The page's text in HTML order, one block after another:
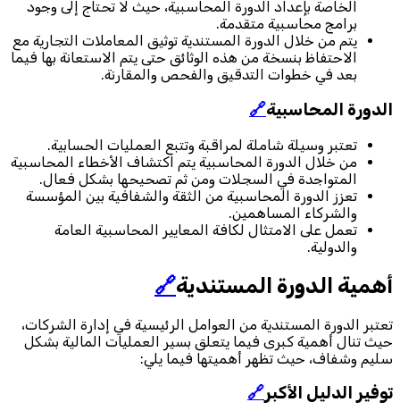
الخاصة بإعداد الدورة المحاسبية، حيث لا تحتاج إلى وجود
برامج محاسبية متقدمة.
يتم من خلال الدورة المستندية توثيق المعاملات التجارية مع
الاحتفاظ بنسخة من هذه الوثائق حتى يتم الاستعانة بها فيما
بعد في خطوات التدقيق والفحص والمقارنة.
الدورة المحاسبية🔗
تعتبر وسيلة شاملة لمراقبة وتتبع العمليات الحسابية.
من خلال الدورة المحاسبية يتم اكتشاف الأخطاء المحاسبية
المتواجدة في السجلات ومن ثم تصحيحها بشكل فعال.
تعزز الدورة المحاسبية من الثقة والشفافية بين المؤسسة
والشركاء المساهمين.
تعمل على الامتثال لكافة المعايير المحاسبية العامة
والدولية.
أهمية الدورة المستندية🔗
تعتبر الدورة المستندية من العوامل الرئيسية في إدارة الشركات،
حيث تنال أهمية كبرى فيما يتعلق بسير العمليات المالية بشكل
سليم وشفاف، حيث تظهر أهميتها فيما يلي:
توفير الدليل الأكبر🔗